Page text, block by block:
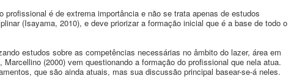
profissional é de extrema importância e não se trata apenas de estudos
(Isayama, 2010), e deve priorizar a formação inicial que é a base de todo o
estudos sobre as competências necessárias no âmbito do lazer, área em
(2000) vem questionando a formação do profissional que nela atua.
que são ainda atuais, mas sua discussão principal basear-se-á neles.